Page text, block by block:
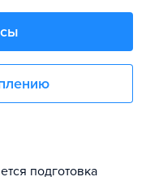
подготовка